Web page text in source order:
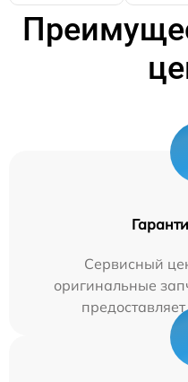
Сервисный
оригинальные